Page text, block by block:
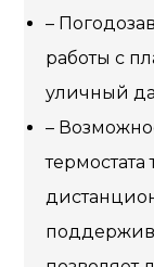
–
работы с
уличный
–
термостата